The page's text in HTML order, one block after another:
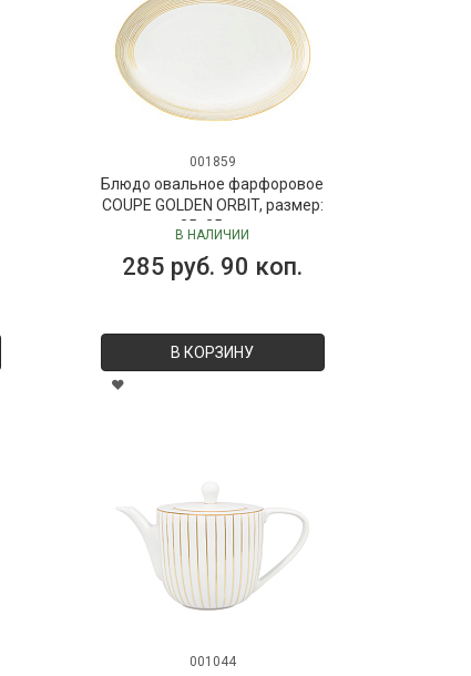
001859
Блюдо овальное фарфоровое
COUPE GOLDEN ORBIT, размер:
35х25 см
В НАЛИЧИИ
285 руб. 90 коп.
В КОРЗИНУ
001044